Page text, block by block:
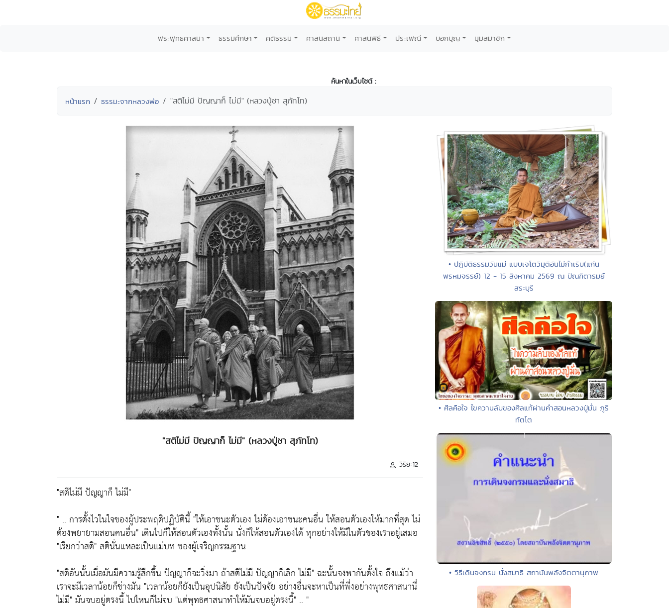
พระพุทธศาสนา ธรรมศึกษา คติธรรม ศาสนสถาน ศาสนพิธี ประเพณี บอกบุญ มุมสมาชิก
ค้นหาในเว็บไซต์ :
หน้าแรก ธรรมะจากหลวงพ่อ "สติไม่มี ปัญญาก็ ไม่มี" (หลวงปู่ชา สุภัทโท)
"สติไม่มี ปัญญาก็ ไม่มี" (หลวงปู่ชา สุภัทโท)
วิริยะ12
"สติไม่มี ปัญญาก็ ไม่มี"
" .. การตั้งไวในใจของผู้ประพฤติปฏิบัตินี้ "ให้เอาชนะตัวเอง ไม่ต้องเอาชนะคนอื่น ให้สอนตัวเองให้มากที่สุด ไม่
ต้องพยายามสอนคนอื่น" เดินไปก็ให้สอนตัวเองทั้งนั้น นั่งก็ให้สอนตัวเองได้ ทุกอย่างให้มีในตัวของเราอยู่เสมอ
"เรียกว่าสติ" สตินั่นแหละเป็นแม่บท ของผู้เจริญกรรมฐาน
"สติอันนั้นเมื่อมันมีความรู้สืกขึ้น ปัญญาก็จะวิ่งมา ถ้าสติไม่มี ปัญญาก็เลิก ไม่มี" ฉะนั้นจงพากันตั้งใจ ถึงแม้ว่า
เราจะมีเวลาน้อยก็ช่างมัน "เวลาน้อยก็ยังเป็นอุปนิสัย ยังเป็นปัจจัย อย่างอื่นจะหาเป็นที่พี่งอย่างพุทธศาสนานี่
ไม่มี" มันจบอยู่ตรงนี้ ไปไหนก็ไม่จบ "แต่พุทธศาสนาทำให้มันจบอยู่ตรงนี้" .. "
• ปฏิบัติธรรมวันแม่ แบบเจโตวิมุติอันไม่กำเริบ(แก่น
พรหมจรรย์) 12 - 15 สิงหาคม 2569 ณ ปัณฑิตารมย์
สระบุรี
• ศีลคือใจ ไขความลับของศีลแท้ผ่านคำสอนหลวงปู่มั่น ภูริ
ทัตโต
• วิธีเดินจงกรม นั่งสมาธิ สถาบันพลังจิตตานุภาพ